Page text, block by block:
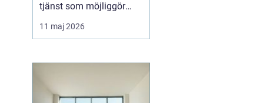
tjänst som möjliggör
stadsutveckling och
infrastrukturella
använda kontrollerade
byggföretag skapa
11 maj 2026